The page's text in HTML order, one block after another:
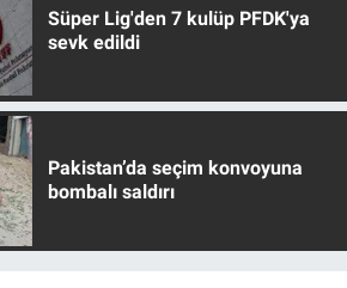
Süper Lig'den 7 kulüp PFDK'ya
sevk edildi
Pakistan’da seçim konvoyuna
bombalı saldırı